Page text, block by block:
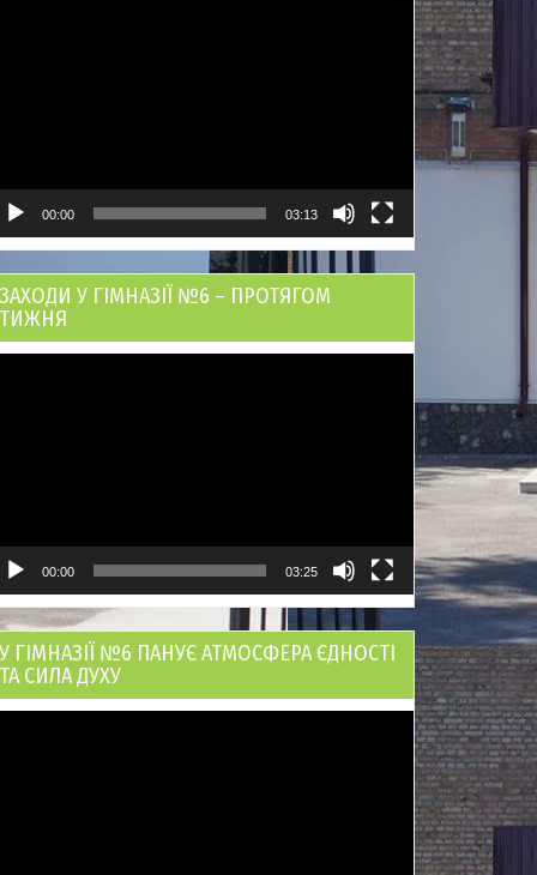
00:00 03:13
ЗАХОДИ У ГІМНАЗІЇ №6 – ПРОТЯГОМ
ТИЖНЯ
00:00 03:25
У ГІМНАЗІЇ №6 ПАНУЄ АТМОСФЕРА ЄДНОСТІ
ТА СИЛА ДУХУ